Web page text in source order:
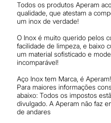
Todos os produtos Aperam
qualidade, que atestam a
um inox de verdade!
O Inox é muito querido pelos
facilidade de limpeza, e baixo
um material sofisticado e
incomparável!
Aço Inox tem Marca, é Aperam!
Para maiores informações
abaixo: Todos os impostos
divulgado. A Aperam não faz
de andares